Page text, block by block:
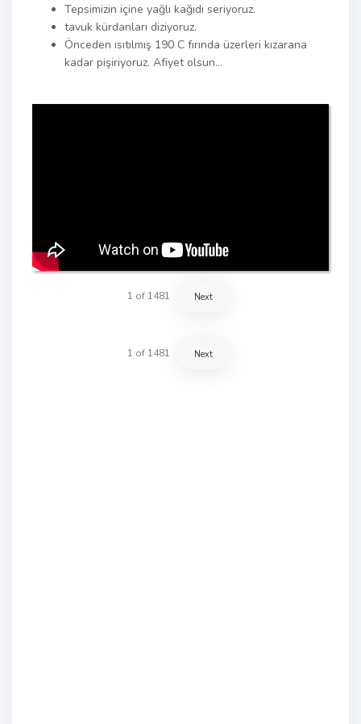
Tepsimizin içine yağlı kağıdı seriyoruz.
tavuk kürdanları diziyoruz.
Önceden ısıtılmış 190 C fırında üzerleri kızarana
kadar pişiriyoruz. Afiyet olsun…
1 of 1481 Next
1 of 1481 Next